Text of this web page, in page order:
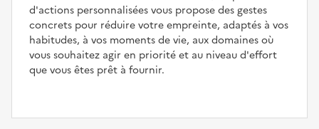
d'actions personnalisées vous propose des gestes
concrets pour réduire votre empreinte, adaptés à vos
habitudes, à vos moments de vie, aux domaines où
vous souhaitez agir en priorité et au niveau d'effort
que vous êtes prêt à fournir.